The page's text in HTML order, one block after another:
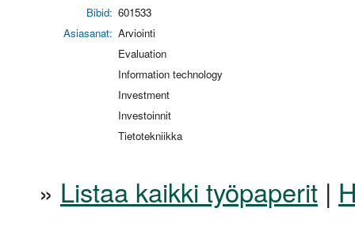
Bibid: 601533
Asiasanat: Arviointi
Evaluation
Information technology
Investment
Investoinnit
Tietotekniikka
» Listaa kaikki työpaperit |